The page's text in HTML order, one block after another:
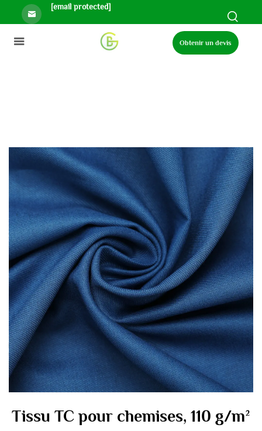
[email protected]
Obtenir un devis
Tissu TC pour chemises, 110 g/m²